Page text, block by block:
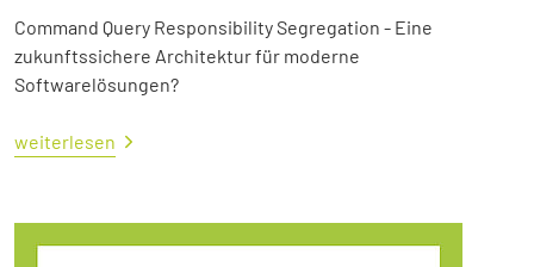
Command Query Responsibility Segregation - Eine
zukunftssichere Architektur für moderne
Softwarelösungen?
weiterlesen